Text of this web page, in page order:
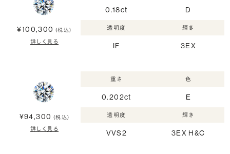
¥100,300 (税込)
詳しく見る
0.18ct D
透明度
IF
輝き
3EX
¥94,300 (税込)
詳しく見る
重さ
0.202ct
色
E
透明度
VVS2
輝き
3EX H&C